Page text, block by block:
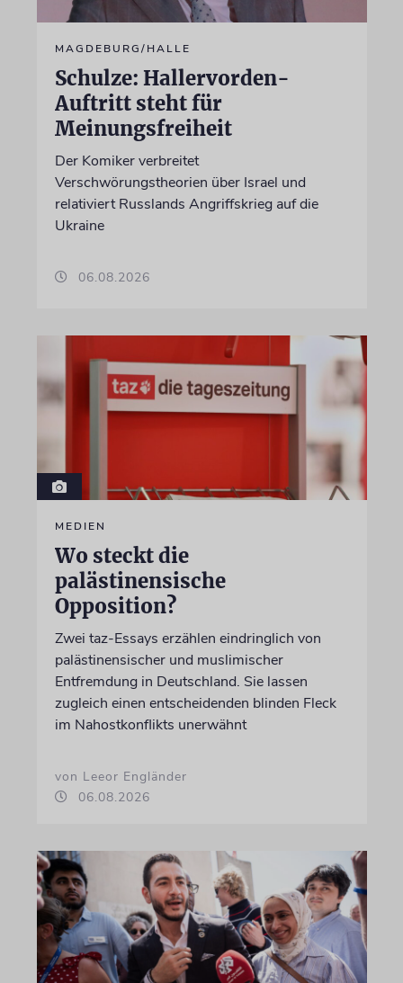
MAGDEBURG/HALLE
Schulze: Hallervorden-
Auftritt steht für
Meinungsfreiheit
Der Komiker verbreitet
Verschwörungstheorien über Israel und
relativiert Russlands Angriffskrieg auf die
Ukraine
06.08.2026
MEDIEN
Wo steckt die
palästinensische
Opposition?
Zwei taz-Essays erzählen eindringlich von
palästinensischer und muslimischer
Entfremdung in Deutschland. Sie lassen
zugleich einen entscheidenden blinden Fleck
im Nahostkonflikts unerwähnt
von Leeor Engländer
06.08.2026